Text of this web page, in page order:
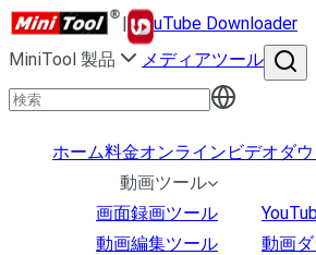
|
uTube Downloader
MiniTool 製品
メディアツール
ホーム料金オンラインビデオダ
動画ツール
画面録画ツール
動画編集ツール
動画